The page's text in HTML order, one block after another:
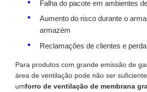
Falha do pacote em ambientes
Aumento do risco durante o
armazém
Reclamações de clientes e
Para produtos com grande emissão de
área de ventilação pode não ser
umforro de ventilação de membrana